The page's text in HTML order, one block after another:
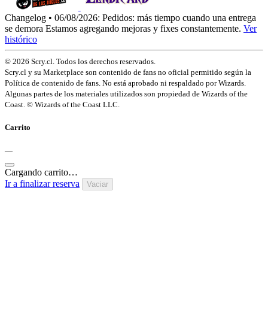
Changelog • 06/08/2026: Pedidos: más tiempo cuando una entrega
se demora Estamos agregando mejoras y fixes constantemente. Ver
histórico
© 2026 Scry.cl. Todos los derechos reservados.
Scry.cl y su Marketplace son contenido de fans no oficial permitido según la
Política de contenido de fans. No está aprobado ni respaldado por Wizards.
Algunas partes de los materiales utilizados son propiedad de Wizards of the
Coast. © Wizards of the Coast LLC.
Carrito
—
Cargando carrito…
Ir a finalizar reserva
Vaciar